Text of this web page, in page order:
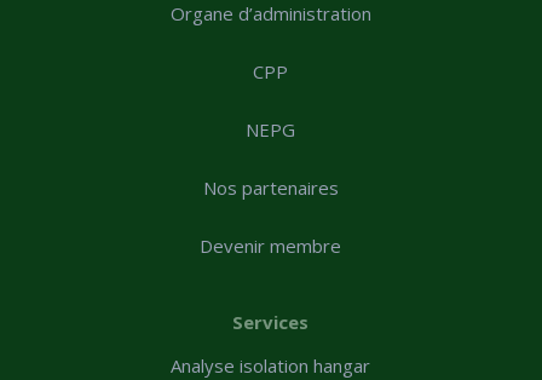
Organe d’administration
CPP
NEPG
Nos partenaires
Devenir membre
Services
Analyse isolation hangar